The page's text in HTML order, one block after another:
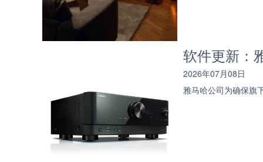
软件更新：
2026年07月08日
雅马哈公司为确保旗